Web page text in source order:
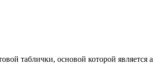
таблички, основой которой